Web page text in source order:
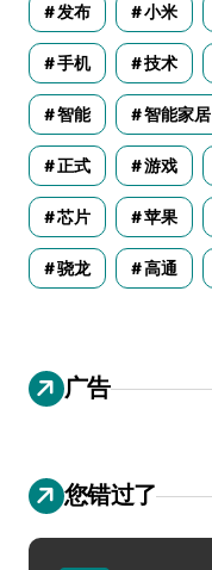
发布 小米
手机 技术
智能 智能家居
正式 游戏
芯片 苹果
骁龙 高通
广告
您错过了